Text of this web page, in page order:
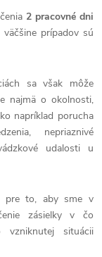
2 pracovné dni
väčšine prípadov sú
sa však môže
najmä o okolnosti,
napríklad porucha
nepriaznivé
udalosti u
pre to, aby sme v
zásielky v čo
situácii